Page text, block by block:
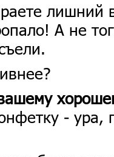
лишний
А не
- ура,